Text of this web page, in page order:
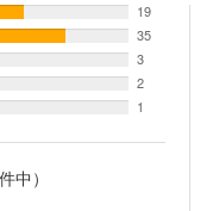
19
35
3
2
1
件中）